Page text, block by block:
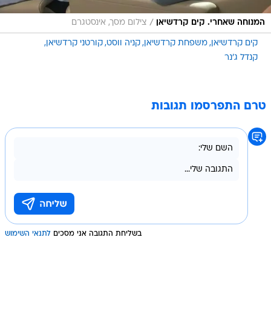
המנוחה שאחרי. קים קרדשיאן / צילום מסך, אינסטגרם
קים קרדשיאן משפחת קרדשיאן קניה ווסט קורטני קרדשיאן
קנדל ג'נר
טרם התפרסמו תגובות
בשליחת התגובה אני מסכים לתנאי השימוש